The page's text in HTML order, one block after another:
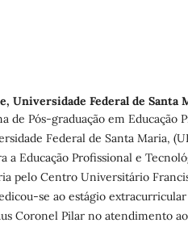
Universidade Federal de Santa
de Pós-graduação em Educação
Federal de Santa Maria,
a Educação Profissional e
pelo Centro Universitário
se ao estágio extracurricular
Coronel Pilar no atendimento